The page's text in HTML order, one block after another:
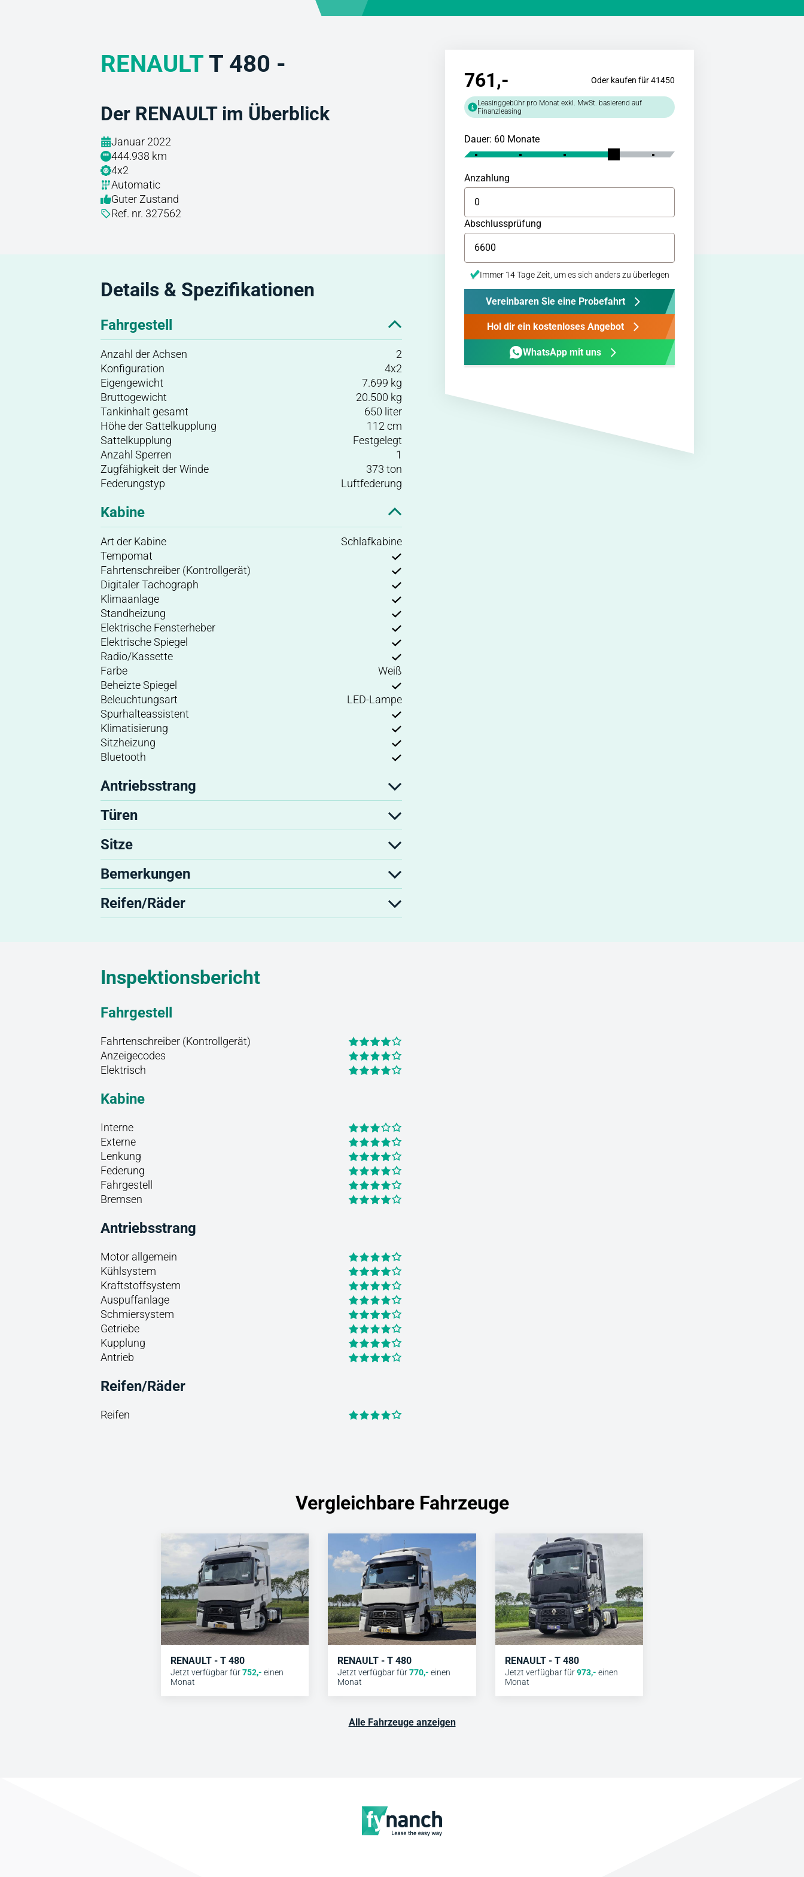
RENAULTT 480 -
Der RENAULT im Überblick
Januar 2022
444.938 km
4x2
Automatic
Guter Zustand
Ref. nr. 327562
Details & Spezifikationen
Fahrgestell
Anzahl der Achsen
2
Konfiguration
4x2
Eigengewicht
7.699 kg
Bruttogewicht
20.500 kg
Tankinhalt gesamt
650 liter
Höhe der Sattelkupplung
112 cm
Sattelkupplung
Festgelegt
Anzahl Sperren
1
Zugfähigkeit der Winde
373 ton
Federungstyp
Luftfederung
Kabine
Art der Kabine
Schlafkabine
Tempomat
Fahrtenschreiber (Kontrollgerät)
Digitaler Tachograph
Klimaanlage
Standheizung
Elektrische Fensterheber
Elektrische Spiegel
Radio/Kassette
Farbe
Weiß
Beheizte Spiegel
Beleuchtungsart
LED-Lampe
Spurhalteassistent
Klimatisierung
Sitzheizung
Bluetooth
Antriebsstrang
Türen
Sitze
Bemerkungen
Reifen/Räder
Inspektionsbericht
Fahrgestell
Fahrtenschreiber (Kontrollgerät)
Anzeigecodes
Elektrisch
Kabine
Interne
Externe
Lenkung
Federung
Fahrgestell
Bremsen
Antriebsstrang
Motor allgemein
Kühlsystem
Kraftstoffsystem
Auspuffanlage
Schmiersystem
Getriebe
Kupplung
Antrieb
Reifen/Räder
Reifen
761,- Oder kaufen für 41450
Leasinggebühr pro Monat exkl. MwSt. basierend auf
Finanzleasing
Dauer: 60 Monate
Anzahlung
Abschlussprüfung
Immer 14 Tage Zeit, um es sich anders zu überlegen
Vereinbaren Sie eine Probefahrt
Hol dir ein kostenloses Angebot
WhatsApp mit uns
Vergleichbare Fahrzeuge
RENAULT - T 480
Jetzt verfügbar für 752,- einen
Monat
RENAULT - T 480
Jetzt verfügbar für 770,- einen
Monat
RENAULT - T 480
Jetzt verfügbar für 973,- einen
Monat
Alle Fahrzeuge anzeigen